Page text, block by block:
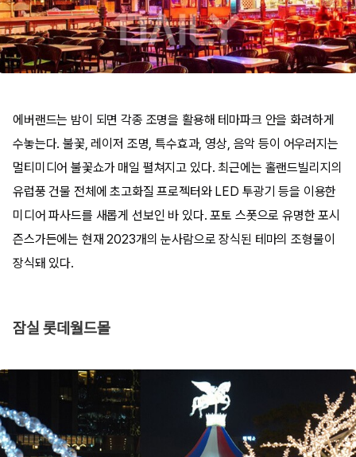
에버랜드는 밤이 되면 각종 조명을 활용해 테마파크 안을 화려하게
수놓는다. 불꽃, 레이저 조명, 특수효과, 영상, 음악 등이 어우러지는
멀티미디어 불꽃쇼가 매일 펼쳐지고 있다. 최근에는 홀랜드빌리지의
유럽풍 건물 전체에 초고화질 프로젝터와 LED 투광기 등을 이용한
미디어 파사드를 새롭게 선보인 바 있다. 포토 스폿으로 유명한 포시
즌스가든에는 현재 2023개의 눈사람으로 장식된 테마의 조형물이
장식돼 있다.
잠실 롯데월드몰